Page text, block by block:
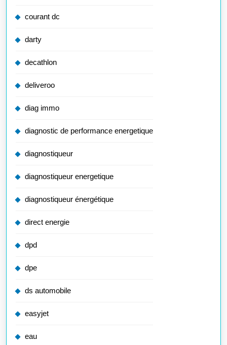
courant dc
darty
decathlon
deliveroo
diag immo
diagnostic de performance energetique
diagnostiqueur
diagnostiqueur energetique
diagnostiqueur énergétique
direct energie
dpd
dpe
ds automobile
easyjet
eau